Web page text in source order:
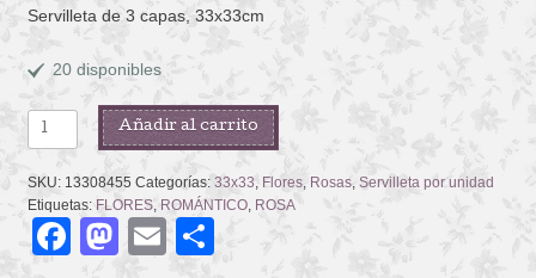
Servilleta de 3 capas, 33x33cm
20 disponibles
ANTOINETTE
cantidad
Añadir al carrito
SKU: 13308455 Categorías: 33x33, Flores, Rosas, Servilleta por unidad
Etiquetas: FLORES, ROMÁNTICO, ROSA
Facebook
Mastodon
Email